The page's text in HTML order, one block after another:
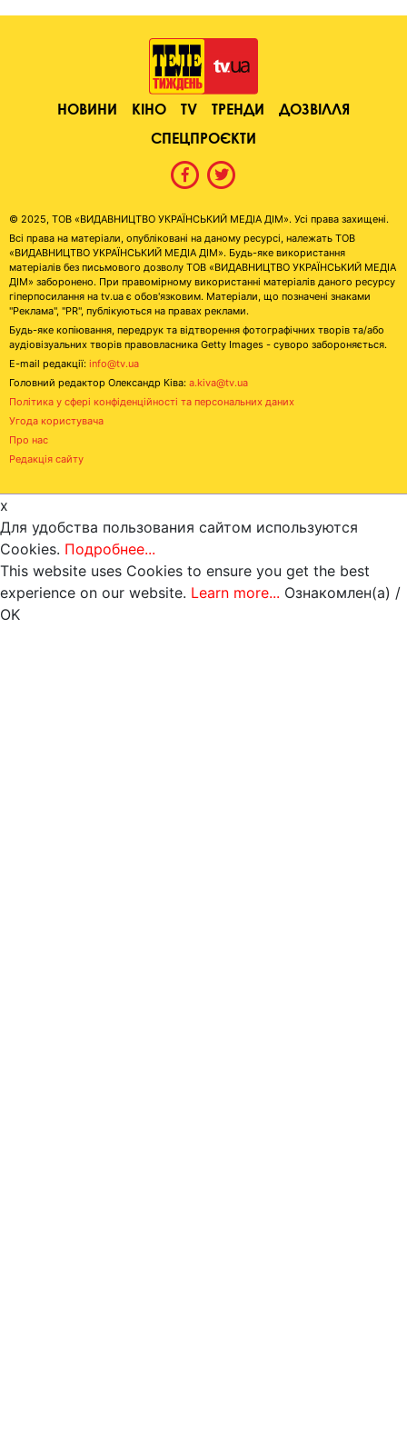
НОВИНИ КІНО TV ТРЕНДИ
ДОЗВІЛЛЯ
СПЕЦПРОЄКТИ
© 2025, ТОВ «ВИДАВНИЦТВО УКРАЇНСЬКИЙ МЕДІА ДІМ». Усі права захищені.
Всі права на матеріали, опубліковані на даному ресурсі, належать ТОВ
«ВИДАВНИЦТВО УКРАЇНСЬКИЙ МЕДІА ДІМ». Будь-яке використання
матеріалів без письмового дозволу ТОВ «ВИДАВНИЦТВО УКРАЇНСЬКИЙ МЕДІА
ДІМ» заборонено. При правомірному використанні матеріалів даного ресурсу
гіперпосилання на tv.ua є обов'язковим. Матеріали, що позначені знаками
"Реклама", "PR", публікуються на правах реклами.
Будь-яке копіювання, передрук та відтворення фотографічних творів та/або
аудіовізуальних творів правовласника Getty Images - суворо забороняється.
E-mail редакції: info@tv.ua
Головний редактор Олександр Ківа: a.kiva@tv.ua
Політика у сфері конфіденційності та персональних даних
Угода користувача
Про нас
Редакція сайту
x
Для удобства пользования сайтом используются
Cookies. Подробнее...
This website uses Cookies to ensure you get the best
experience on our website. Learn more... Ознакомлен(а) /
OK